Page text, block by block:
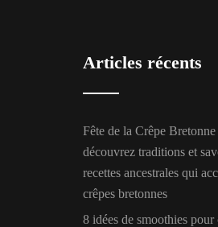
Articles récents
Fête de la Crêpe
découvrez traditions et
recettes ancestrales qui
crêpes bretonnes
8 idées de smoothies pour